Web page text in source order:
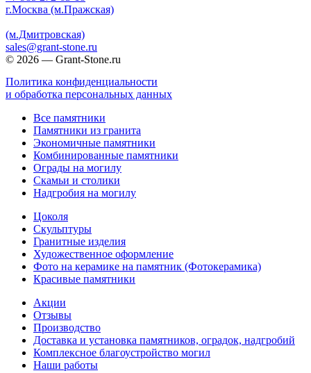
г.Москва (м.Пражская)
(м.Дмитровская)
sales@grant-stone.ru
© 2026 — Grant-Stone.ru
Политика конфиденциальности
и обработка персональных данных
Все памятники
Памятники из гранита
Экономичные памятники
Комбинированные памятники
Ограды на могилу
Cкамьи и столики
Надгробия на могилу
Цоколя
Скульптуры
Гранитные изделия
Художественное оформление
Фото на керамике на памятник (Фотокерамика)
Красивые памятники
Акции
Отзывы
Производство
Доставка и установка памятников, оградок, надгробий
Комплексное благоустройство могил
Наши работы